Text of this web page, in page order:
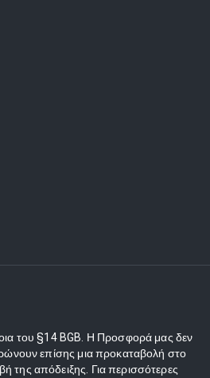
του §14 BGB. Η Προσφορά μας δεν
επίσης μια προκαταβολή στο
απόδειξης. Για περισσότερες